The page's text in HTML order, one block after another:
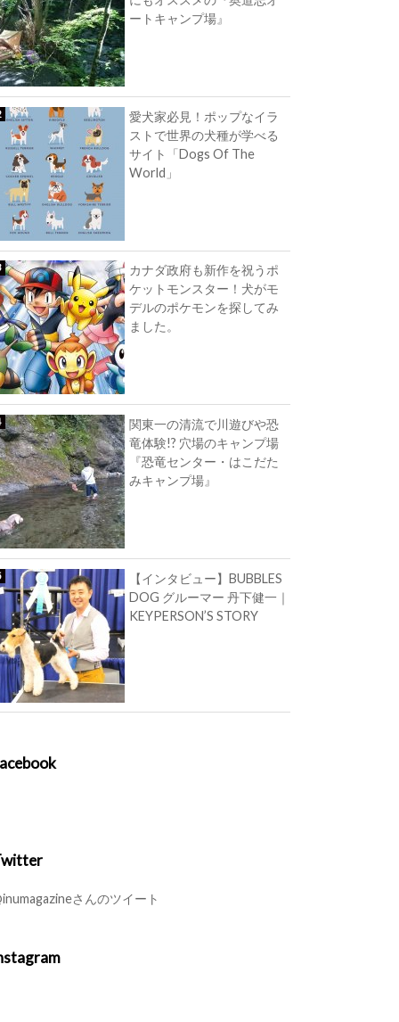
ートキャンプ場』
愛犬家必見！ポップなイラ
ストで世界の犬種が学べる
サイト「Dogs Of The
World」
カナダ政府も新作を祝うポ
ケットモンスター！犬がモ
デルのポケモンを探してみ
ました。
関東一の清流で川遊びや恐
竜体験!? 穴場のキャンプ場
『恐竜センター・はこだた
みキャンプ場』
【インタビュー】BUBBLES
DOG グルーマー 丹下健一｜
KEYPERSON’S STORY
さんのツイート